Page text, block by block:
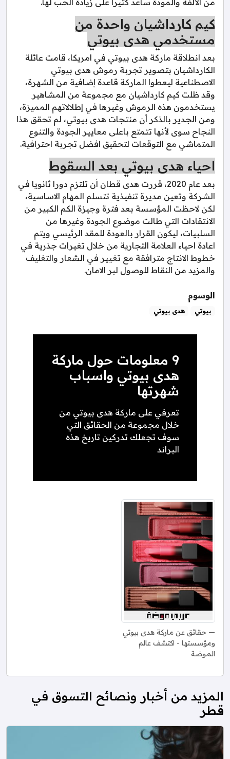
كيم كارداشيان واحدة من
مستخدمي هدى بيوتي
بعد انطلاقة ماركة هدى بيوتي في امريكا، قامت عائلة
الكارداشيان بتصوير تجربة رموش هدى بيوتي
الاصطناعية ليعطوا الماركة قاعدة إضافية من الشهرة،
وقد ظلت كيم كارداشيان مع مجموعة من المشاهير
يستخدمون هذه الرموش وغيرها في إطلالاتهم المميزة،
ومن الجدير بالذكر أن منتجات هدى بيوتي، لم تحقق هذا
النجاح سوى لأنها تتمتع باعلى معايير الجودة والتنوع
المتماشي مع التوقعات لتحقيق افضل تجربة احترافية.
احياء هدى بيوتي بعد السقوط
بعد عام 2020، قررت هدى قطان أن تلتزم دورا ثانويا في
الشركة وتعين مديرة تنفيذية تتسلم المهام الاساسية،
لكن لاحظت المؤسسة بعد فترة وجيزة الكم الكبير من
الانتقادات التي طالت موضوع الجودة وغيرها من
السلبيات، ليكون القرار بالعودة للمقد الرئيسي ويتم
اعادة احياء العلامة التجارية من خلال تغيرات جذرية في
خطوط الانتاج مترافقة مع تغيير في الشعار والتغليف
والمزيد من النقاط للوصول لبر الامان.
الوسوم
بيوتي هدى بيوتي
9 معلومات حول ماركة
هدى بيوتي واسباب
شهرتها
تعرفي على ماركة هدى بيوتي من
خلال مجموعة من الحقائق التي
سوف تجعلك تدركين تاريخ هذه
البراند
حقائق عن ماركة هدى بيوتي
ومؤسستها - اكتشف عالم
الموضة
المزيد من أخبار ونصائح التسوق في
قطر